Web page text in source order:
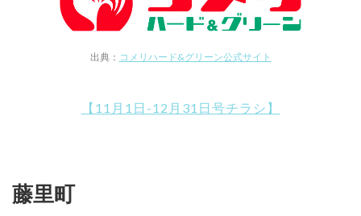
出典： コメリハード&グリーン公式サイト
【11月1日-12月31日号チラシ】
藤里町